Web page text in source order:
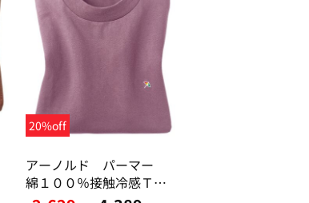
20%off
アーノルド パーマー
綿１００％接触冷感Ｔシ